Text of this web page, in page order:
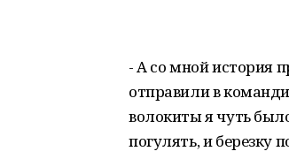
- А со мной история
отправили в
волокиты я чуть
погулять, и березку